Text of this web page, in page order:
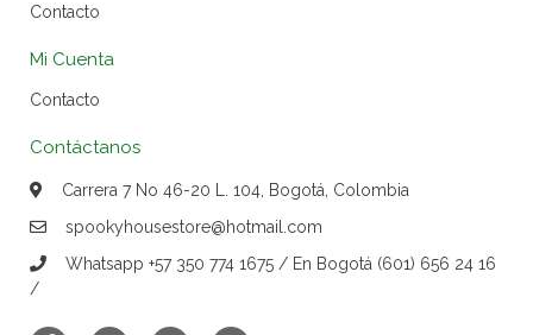
Contacto
Mi Cuenta
Contacto
Contáctanos
Carrera 7 No 46-20 L. 104, Bogotá, Colombia
spookyhousestore@hotmail.com
Whatsapp +57 350 774 1675 / En Bogotá (601) 656 24 16
/